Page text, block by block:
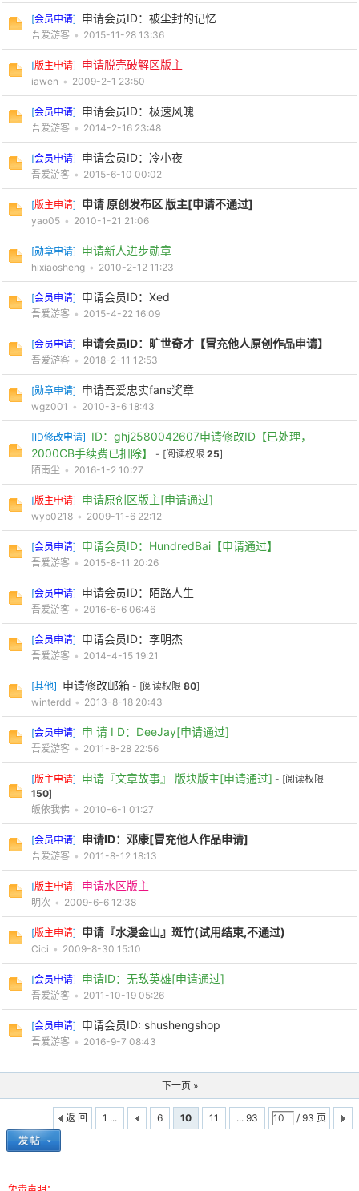
[会员申请] 申请会员ID：被尘封的记忆
吾爱游客 • 2015-11-28 13:36
[版主申请] 申请脱壳破解区版主
iawen • 2009-2-1 23:50
[会员申请] 申请会员ID：极速风魄
吾爱游客 • 2014-2-16 23:48
[会员申请] 申请会员ID：冷小夜
吾爱游客 • 2015-6-10 00:02
[版主申请] 申请 原创发布区 版主[申请不通过]
yao05 • 2010-1-21 21:06
[勋章申请] 申请新人进步勋章
hixiaosheng • 2010-2-12 11:23
[会员申请] 申请会员ID：Xed
吾爱游客 • 2015-4-22 16:09
[会员申请] 申请会员ID：旷世奇才【冒充他人原创作品申请】
吾爱游客 • 2018-2-11 12:53
[勋章申请] 申请吾爱忠实fans奖章
wgz001 • 2010-3-6 18:43
[ID修改申请] ID：ghj2580042607申请修改ID【已处理，
2000CB手续费已扣除】
- [阅读权限 25]
陌南尘 • 2016-1-2 10:27
[版主申请] 申请原创区版主[申请通过]
wyb0218 • 2009-11-6 22:12
[会员申请] 申请会员ID：HundredBai【申请通过】
吾爱游客 • 2015-8-11 20:26
[会员申请] 申请会员ID：陌路人生
吾爱游客 • 2016-6-6 06:46
[会员申请] 申请会员ID：李明杰
吾爱游客 • 2014-4-15 19:21
[其他] 申请修改邮箱 - [阅读权限 80]
winterdd • 2013-8-18 20:43
[会员申请] 申 请 I D：DeeJay[申请通过]
吾爱游客 • 2011-8-28 22:56
[版主申请] 申请『文章故事』 版块版主[申请通过] - [阅读权限
150]
皈依我佛 • 2010-6-1 01:27
[会员申请] 申请ID：邓康[冒充他人作品申请]
吾爱游客 • 2011-8-12 18:13
[版主申请] 申请水区版主
明次 • 2009-6-6 12:38
[版主申请] 申请『水漫金山』斑竹(试用结束,不通过)
Cici • 2009-8-30 15:10
[会员申请] 申请ID：无敌英雄[申请通过]
吾爱游客 • 2011-10-19 05:26
[会员申请] 申请会员ID: shushengshop
吾爱游客 • 2016-9-7 08:43
下一页 »
1 ... 6 10 11 ... 93 / 93 页
返 回